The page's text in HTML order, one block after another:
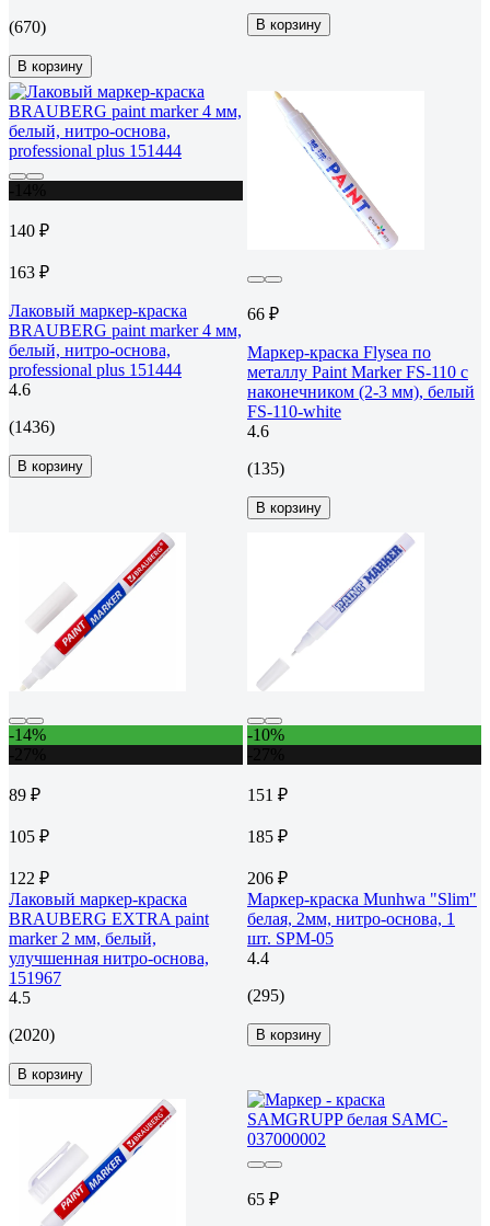
(670)
В корзину
В корзину
140 ₽
163 ₽
Лаковый маркер-краска
BRAUBERG paint marker 4 мм,
белый, нитро-основа,
professional plus 151444
4.6
(1436)
В корзину
66 ₽
Маркер-краска Flysea по
металлу Paint Marker FS-110 с
наконечником (2-3 мм), белый
FS-110-white
4.6
(135)
В корзину
-14%
89 ₽
105 ₽
122 ₽
Лаковый маркер-краска
BRAUBERG EXTRA paint
marker 2 мм, белый,
улучшенная нитро-основа,
151967
4.5
(2020)
В корзину
-10%
151 ₽
185 ₽
206 ₽
Маркер-краска Munhwa "Slim"
белая, 2мм, нитро-основа, 1
шт. SPM-05
4.4
(295)
В корзину
65 ₽